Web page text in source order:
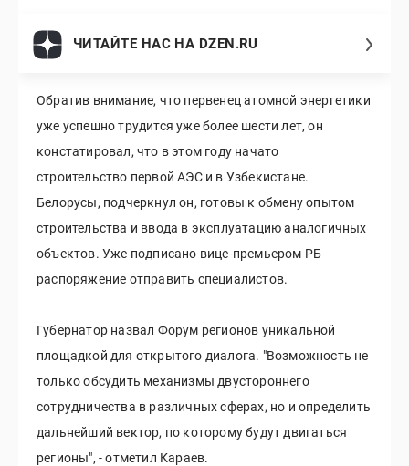
ЧИТАЙТЕ НАС НА DZEN.RU
Обратив внимание, что первенец атомной энергетики
уже успешно трудится уже более шести лет, он
констатировал, что в этом году начато
строительство первой АЭС и в Узбекистане.
Белорусы, подчеркнул он, готовы к обмену опытом
строительства и ввода в эксплуатацию аналогичных
объектов. Уже подписано вице-премьером РБ
распоряжение отправить специалистов.
Губернатор назвал Форум регионов уникальной
площадкой для открытого диалога. "Возможность не
только обсудить механизмы двустороннего
сотрудничества в различных сферах, но и определить
дальнейший вектор, по которому будут двигаться
регионы", - отметил Караев.